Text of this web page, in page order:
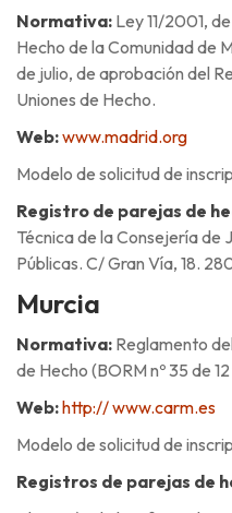
Normativa: Ley 11/2001,
Hecho de la Comunidad de
de julio, de aprobación del
Uniones de Hecho.
Web:www.madrid.org
Modelo de solicitud de
Registro de parejas de
Técnica de la Consejería de
Públicas. C/ Gran Vía, 18.
Murcia
Normativa: Reglamento
de Hecho (BORM nº 35 de
Web:http:// www.carm.es
Modelo de solicitud de
Registros de parejas de